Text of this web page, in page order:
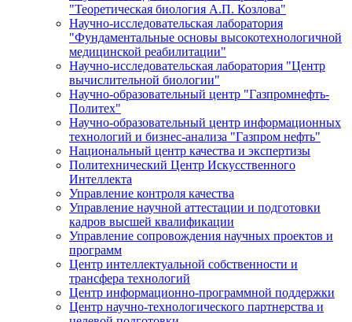
"Теоретическая биология А.П. Козлова"
Научно-исследовательская лаборатория
"Фундаментальные основы высокотехнологичной
медицинской реабилитации"
Научно-исследовательская лаборатория "Центр
вычислительной биологии"
Научно-образовательный центр "Газпромнефть-
Политех"
Научно-образовательный центр информационных
технологий и бизнес-анализа "Газпром нефть"
Национальный центр качества и экспертизы
Политехнический Центр Искусственного
Интеллекта
Управление контроля качества
Управление научной аттестации и подготовки
кадров высшей квалификации
Управление сопровождения научных проектов и
программ
Центр интеллектуальной собственности и
трансфера технологий
Центр информационно-программной поддержки
Центр научно-технологического партнерства и